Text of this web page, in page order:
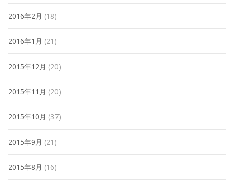
2016年2月 (18)
2016年1月 (21)
2015年12月 (20)
2015年11月 (20)
2015年10月 (37)
2015年9月 (21)
2015年8月 (16)